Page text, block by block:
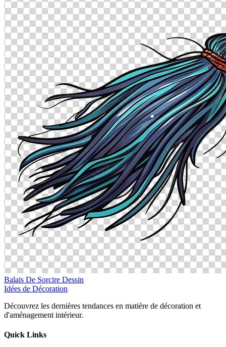
Balais De Sorcire Dessin
Idées de Décoration
Découvrez les dernières tendances en matière de décoration et
d'aménagement intérieur.
Quick Links